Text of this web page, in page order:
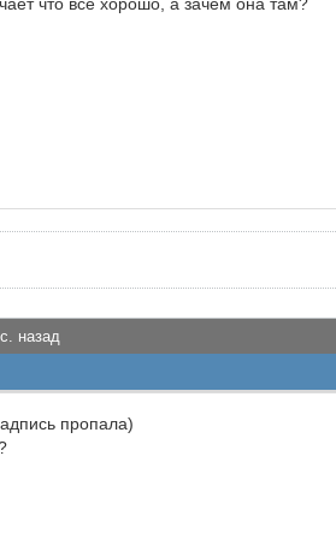
назад
пропала)